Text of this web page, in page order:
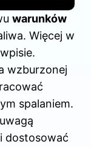
warunków
Więcej w
.
wzburzonej
spalaniem.
dostosować